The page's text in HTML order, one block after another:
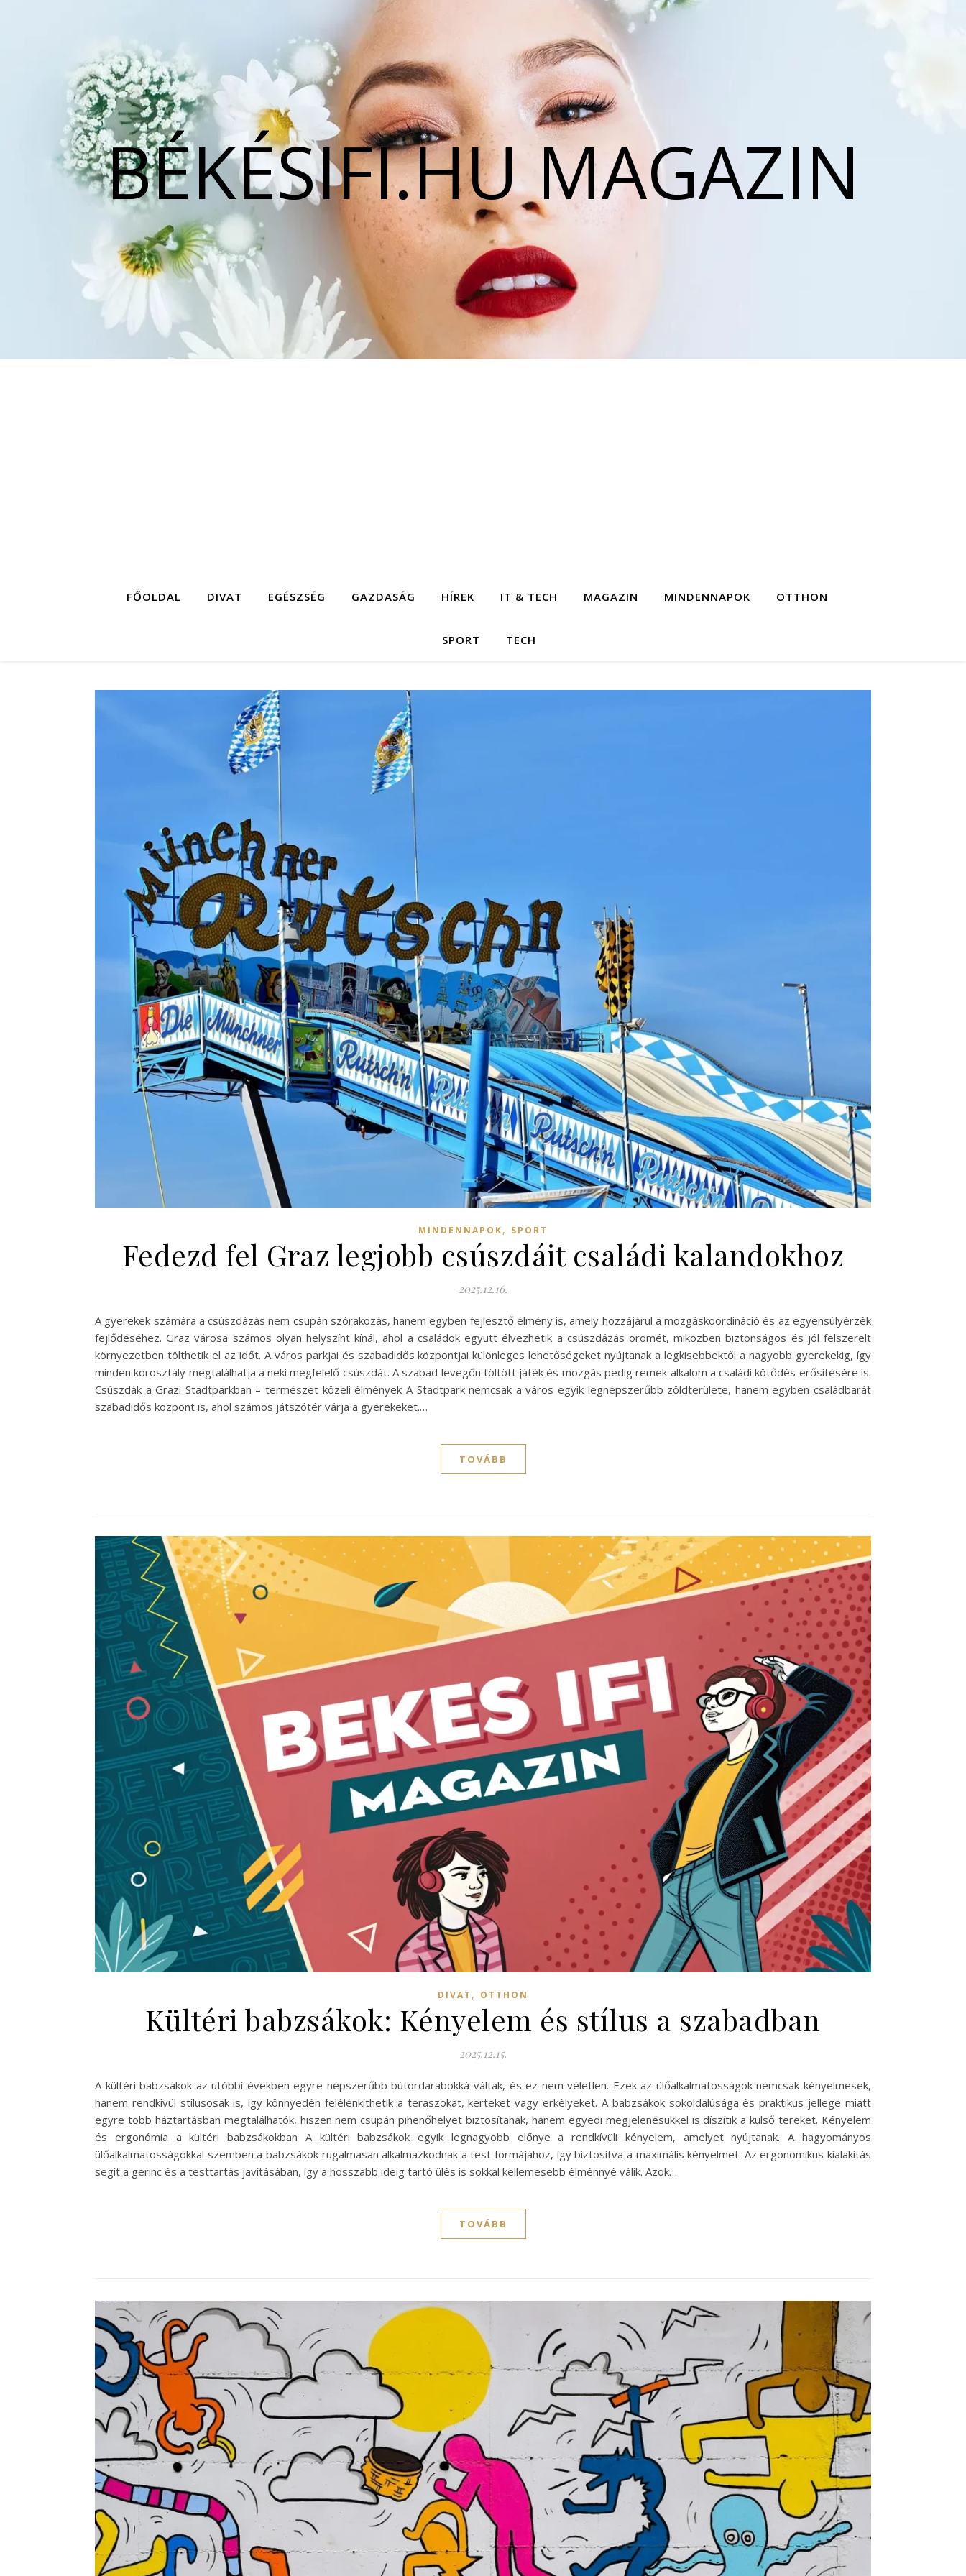
BÉKÉSIFI.HU MAGAZIN
FŐOLDAL DIVAT EGÉSZSÉG GAZDASÁG HÍREK IT & TECH MAGAZIN MINDENNAPOK OTTHON
SPORT TECH
MINDENNAPOK, SPORT
Fedezd fel Graz legjobb csúszdáit családi kalandokhoz
2025.12.16.
A gyerekek számára a csúszdázás nem csupán szórakozás, hanem egyben fejlesztő élmény is, amely hozzájárul a mozgáskoordináció és az egyensúlyérzék
fejlődéséhez. Graz városa számos olyan helyszínt kínál, ahol a családok együtt élvezhetik a csúszdázás örömét, miközben biztonságos és jól felszerelt
környezetben tölthetik el az időt. A város parkjai és szabadidős központjai különleges lehetőségeket nyújtanak a legkisebbektől a nagyobb gyerekekig, így
minden korosztály megtalálhatja a neki megfelelő csúszdát. A szabad levegőn töltött játék és mozgás pedig remek alkalom a családi kötődés erősítésére is.
Csúszdák a Grazi Stadtparkban – természet közeli élmények A Stadtpark nemcsak a város egyik legnépszerűbb zöldterülete, hanem egyben családbarát
szabadidős központ is, ahol számos játszótér várja a gyerekeket.…
TOVÁBB
DIVAT , OTTHON
Kültéri babzsákok: Kényelem és stílus a szabadban
2025.12.15.
A kültéri babzsákok az utóbbi években egyre népszerűbb bútordarabokká váltak, és ez nem véletlen. Ezek az ülőalkalmatosságok nemcsak kényelmesek,
hanem rendkívül stílusosak is, így könnyedén felélénkíthetik a teraszokat, kerteket vagy erkélyeket. A babzsákok sokoldalúsága és praktikus jellege miatt
egyre több háztartásban megtalálhatók, hiszen nem csupán pihenőhelyet biztosítanak, hanem egyedi megjelenésükkel is díszítik a külső tereket. Kényelem
és ergonómia a kültéri babzsákokban A kültéri babzsákok egyik legnagyobb előnye a rendkívüli kényelem, amelyet nyújtanak. A hagyományos
ülőalkalmatosságokkal szemben a babzsákok rugalmasan alkalmazkodnak a test formájához, így biztosítva a maximális kényelmet. Az ergonomikus kialakítás
segít a gerinc és a testtartás javításában, így a hosszabb ideig tartó ülés is sokkal kellemesebb élménnyé válik. Azok…
TOVÁBB